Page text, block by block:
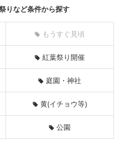
りなど条件から探す
もうすぐ見頃
紅葉祭り開催
庭園・神社
黄(イチョウ等)
公園